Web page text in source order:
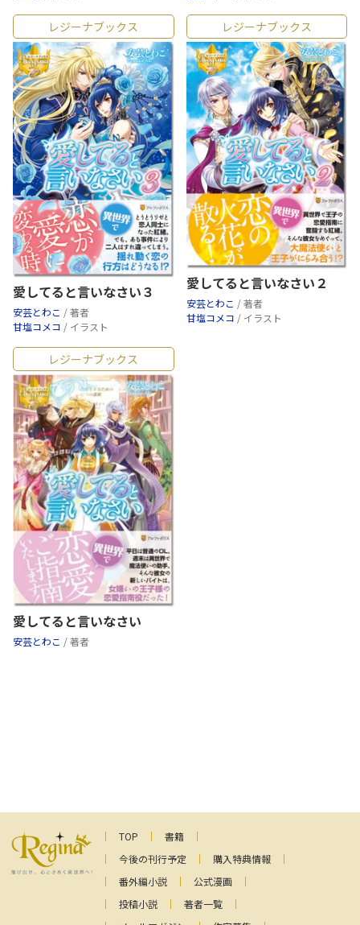
レジーナブックス
愛してると言いなさい３
安芸とわこ / 著者
甘塩コメコ / イラスト
レジーナブックス
愛してると言いなさい２
安芸とわこ / 著者
甘塩コメコ / イラスト
レジーナブックス
愛してると言いなさい
安芸とわこ / 著者
TOP
書籍
今後の刊行予定
購入特典情報
番外編小説
公式漫画
投稿小説
著者一覧